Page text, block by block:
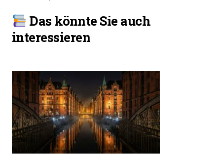
Das könnte Sie auch
interessieren